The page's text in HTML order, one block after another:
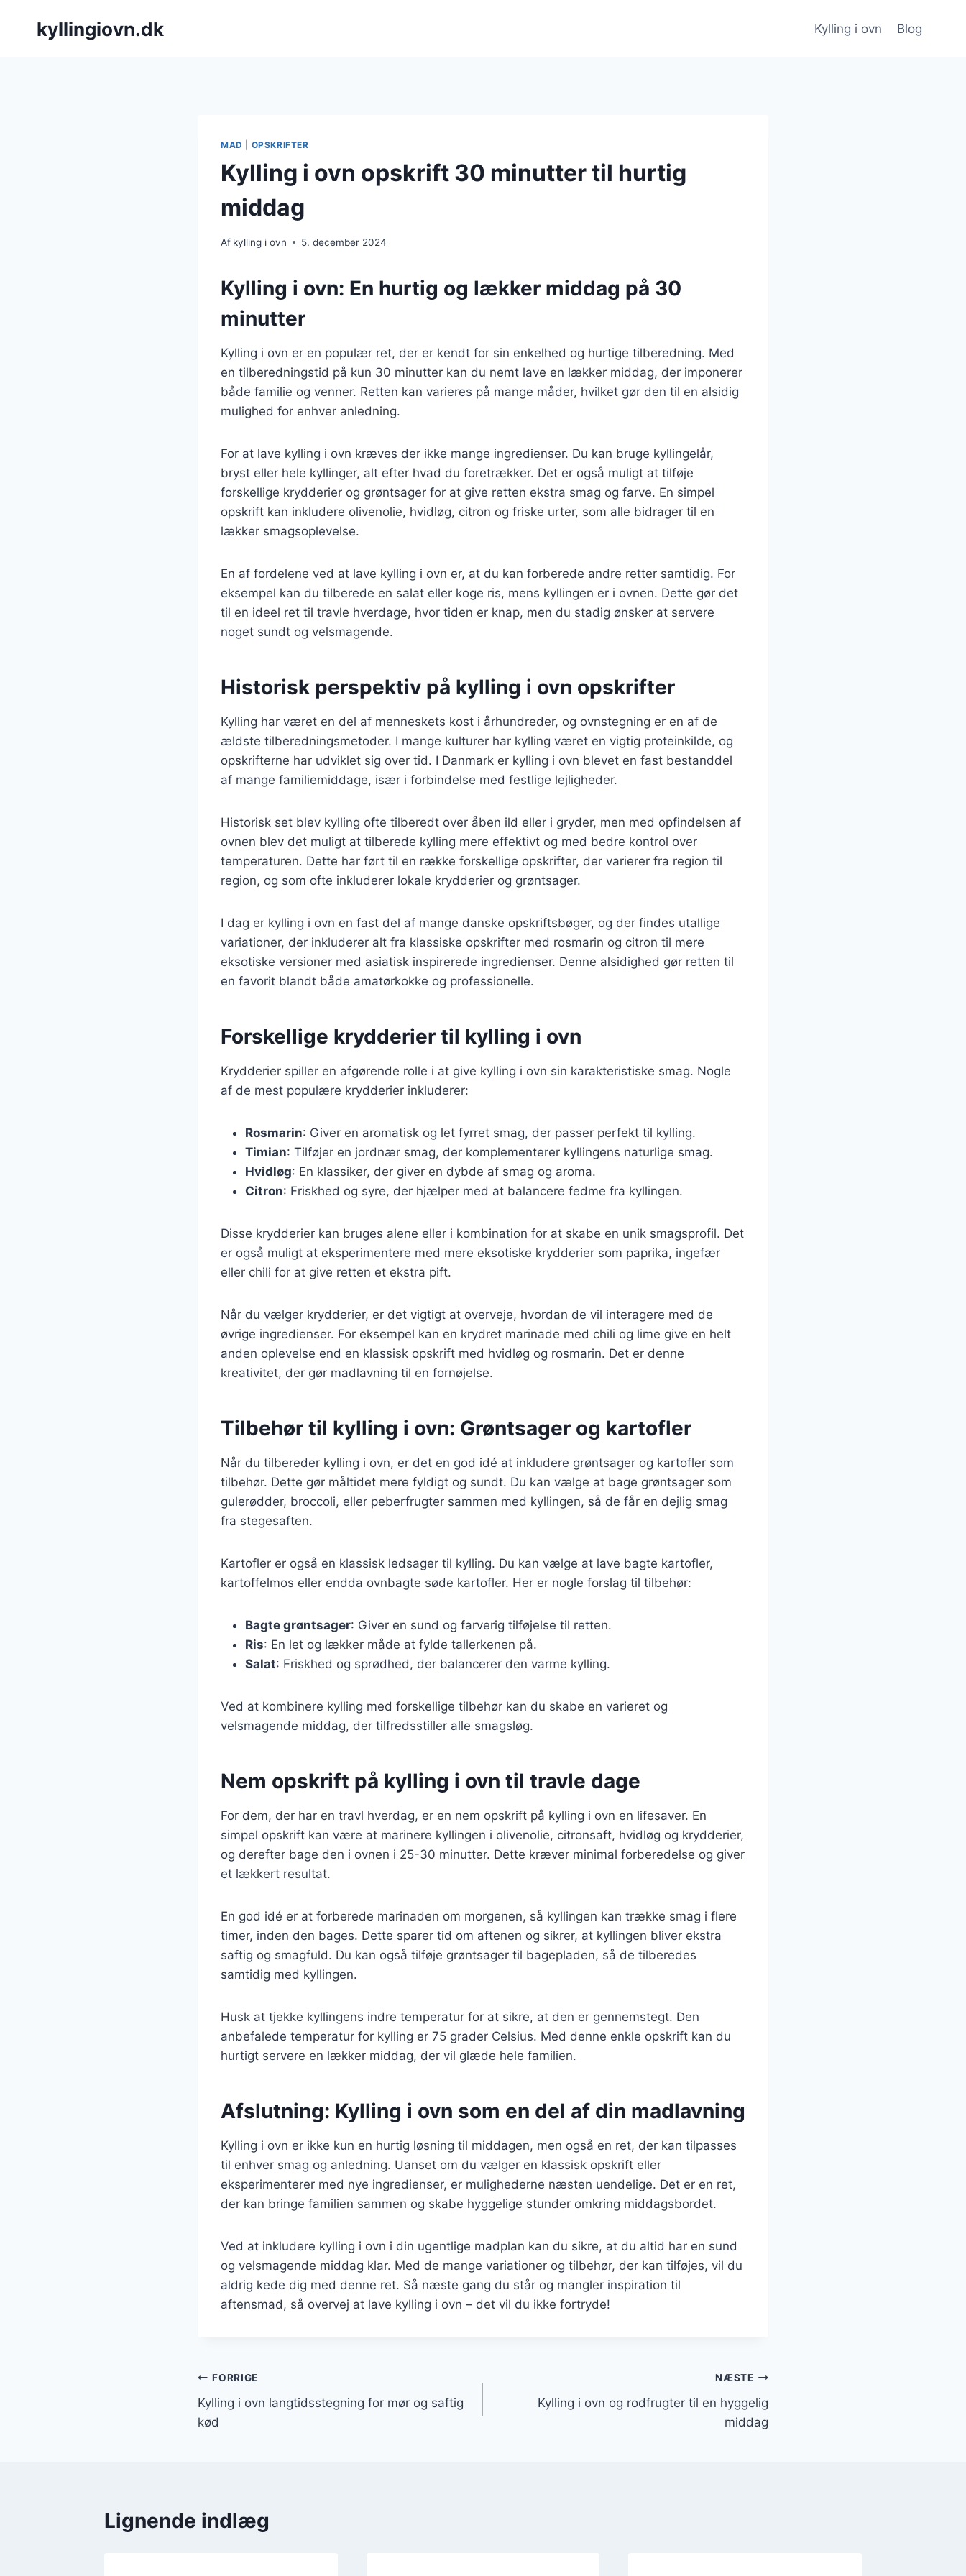
kyllingiovn.dk Kylling i ovn Blog
MAD OPSKRIFTER
Kylling i ovn opskrift 30 minutter til hurtig
middag
Af kylling i ovn 5. december 2024
Kylling i ovn: En hurtig og lækker middag på 30
minutter
Kylling i ovn er en populær ret, der er kendt for sin enkelhed og hurtige tilberedning. Med
en tilberedningstid på kun 30 minutter kan du nemt lave en lækker middag, der imponerer
både familie og venner. Retten kan varieres på mange måder, hvilket gør den til en alsidig
mulighed for enhver anledning.
For at lave kylling i ovn kræves der ikke mange ingredienser. Du kan bruge kyllingelår,
bryst eller hele kyllinger, alt efter hvad du foretrækker. Det er også muligt at tilføje
forskellige krydderier og grøntsager for at give retten ekstra smag og farve. En simpel
opskrift kan inkludere olivenolie, hvidløg, citron og friske urter, som alle bidrager til en
lækker smagsoplevelse.
En af fordelene ved at lave kylling i ovn er, at du kan forberede andre retter samtidig. For
eksempel kan du tilberede en salat eller koge ris, mens kyllingen er i ovnen. Dette gør det
til en ideel ret til travle hverdage, hvor tiden er knap, men du stadig ønsker at servere
noget sundt og velsmagende.
Historisk perspektiv på kylling i ovn opskrifter
Kylling har været en del af menneskets kost i århundreder, og ovnstegning er en af de
ældste tilberedningsmetoder. I mange kulturer har kylling været en vigtig proteinkilde, og
opskrifterne har udviklet sig over tid. I Danmark er kylling i ovn blevet en fast bestanddel
af mange familiemiddage, især i forbindelse med festlige lejligheder.
Historisk set blev kylling ofte tilberedt over åben ild eller i gryder, men med opfindelsen af
ovnen blev det muligt at tilberede kylling mere effektivt og med bedre kontrol over
temperaturen. Dette har ført til en række forskellige opskrifter, der varierer fra region til
region, og som ofte inkluderer lokale krydderier og grøntsager.
I dag er kylling i ovn en fast del af mange danske opskriftsbøger, og der findes utallige
variationer, der inkluderer alt fra klassiske opskrifter med rosmarin og citron til mere
eksotiske versioner med asiatisk inspirerede ingredienser. Denne alsidighed gør retten til
en favorit blandt både amatørkokke og professionelle.
Forskellige krydderier til kylling i ovn
Krydderier spiller en afgørende rolle i at give kylling i ovn sin karakteristiske smag. Nogle
af de mest populære krydderier inkluderer:
Rosmarin: Giver en aromatisk og let fyrret smag, der passer perfekt til kylling.
Timian: Tilføjer en jordnær smag, der komplementerer kyllingens naturlige smag.
Hvidløg: En klassiker, der giver en dybde af smag og aroma.
Citron: Friskhed og syre, der hjælper med at balancere fedme fra kyllingen.
Disse krydderier kan bruges alene eller i kombination for at skabe en unik smagsprofil. Det
er også muligt at eksperimentere med mere eksotiske krydderier som paprika, ingefær
eller chili for at give retten et ekstra pift.
Når du vælger krydderier, er det vigtigt at overveje, hvordan de vil interagere med de
øvrige ingredienser. For eksempel kan en krydret marinade med chili og lime give en helt
anden oplevelse end en klassisk opskrift med hvidløg og rosmarin. Det er denne
kreativitet, der gør madlavning til en fornøjelse.
Tilbehør til kylling i ovn: Grøntsager og kartofler
Når du tilbereder kylling i ovn, er det en god idé at inkludere grøntsager og kartofler som
tilbehør. Dette gør måltidet mere fyldigt og sundt. Du kan vælge at bage grøntsager som
gulerødder, broccoli, eller peberfrugter sammen med kyllingen, så de får en dejlig smag
fra stegesaften.
Kartofler er også en klassisk ledsager til kylling. Du kan vælge at lave bagte kartofler,
kartoffelmos eller endda ovnbagte søde kartofler. Her er nogle forslag til tilbehør:
Bagte grøntsager: Giver en sund og farverig tilføjelse til retten.
Ris: En let og lækker måde at fylde tallerkenen på.
Salat: Friskhed og sprødhed, der balancerer den varme kylling.
Ved at kombinere kylling med forskellige tilbehør kan du skabe en varieret og
velsmagende middag, der tilfredsstiller alle smagsløg.
Nem opskrift på kylling i ovn til travle dage
For dem, der har en travl hverdag, er en nem opskrift på kylling i ovn en lifesaver. En
simpel opskrift kan være at marinere kyllingen i olivenolie, citronsaft, hvidløg og krydderier,
og derefter bage den i ovnen i 25-30 minutter. Dette kræver minimal forberedelse og giver
et lækkert resultat.
En god idé er at forberede marinaden om morgenen, så kyllingen kan trække smag i flere
timer, inden den bages. Dette sparer tid om aftenen og sikrer, at kyllingen bliver ekstra
saftig og smagfuld. Du kan også tilføje grøntsager til bagepladen, så de tilberedes
samtidig med kyllingen.
Husk at tjekke kyllingens indre temperatur for at sikre, at den er gennemstegt. Den
anbefalede temperatur for kylling er 75 grader Celsius. Med denne enkle opskrift kan du
hurtigt servere en lækker middag, der vil glæde hele familien.
Afslutning: Kylling i ovn som en del af din madlavning
Kylling i ovn er ikke kun en hurtig løsning til middagen, men også en ret, der kan tilpasses
til enhver smag og anledning. Uanset om du vælger en klassisk opskrift eller
eksperimenterer med nye ingredienser, er mulighederne næsten uendelige. Det er en ret,
der kan bringe familien sammen og skabe hyggelige stunder omkring middagsbordet.
Ved at inkludere kylling i ovn i din ugentlige madplan kan du sikre, at du altid har en sund
og velsmagende middag klar. Med de mange variationer og tilbehør, der kan tilføjes, vil du
aldrig kede dig med denne ret. Så næste gang du står og mangler inspiration til
aftensmad, så overvej at lave kylling i ovn – det vil du ikke fortryde!
Indlægsnavigation
FORRIGE
Kylling i ovn langtidsstegning for mør og saftig
kød
NÆSTE
Kylling i ovn og rodfrugter til en hyggelig
middag
Lignende indlæg